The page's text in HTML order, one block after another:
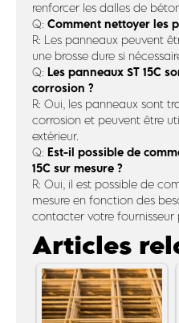
renforcer les dalles de
Q: Comment nettoyer les
R: Les panneaux peuvent
une brosse dure si
Q: Les panneaux ST 15C
corrosion ?
R: Oui, les panneaux sont
corrosion et peuvent être
extérieur.
Q: Est-il possible de
15C sur mesure ?
R: Oui, il est possible de
mesure en fonction des
contacter votre fournisseur
Articles